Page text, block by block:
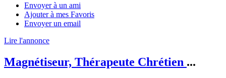
Envoyer à un ami
Ajouter à mes Favoris
Envoyer un email
Lire l'annonce
Magnétiseur, Thérapeute Chrétien ...